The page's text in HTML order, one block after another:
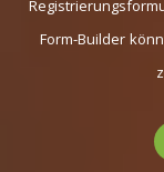
Form-Builder